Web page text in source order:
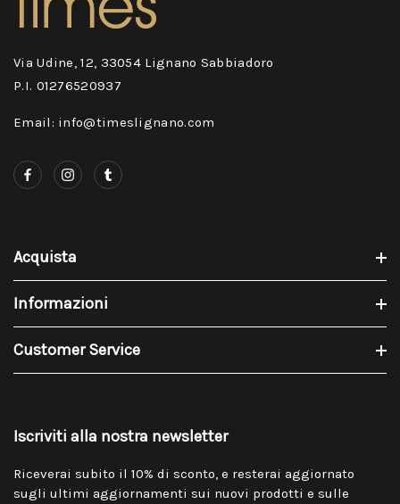
Via Udine, 12, 33054 Lignano Sabbiadoro
P.I. 01276520937
Email: info@timeslignano.com
Acquista
Informazioni
Customer Service
Iscriviti alla nostra newsletter
Riceverai subito il 10% di sconto, e resterai aggiornato
sugli ultimi aggiornamenti sui nuovi prodotti e sulle